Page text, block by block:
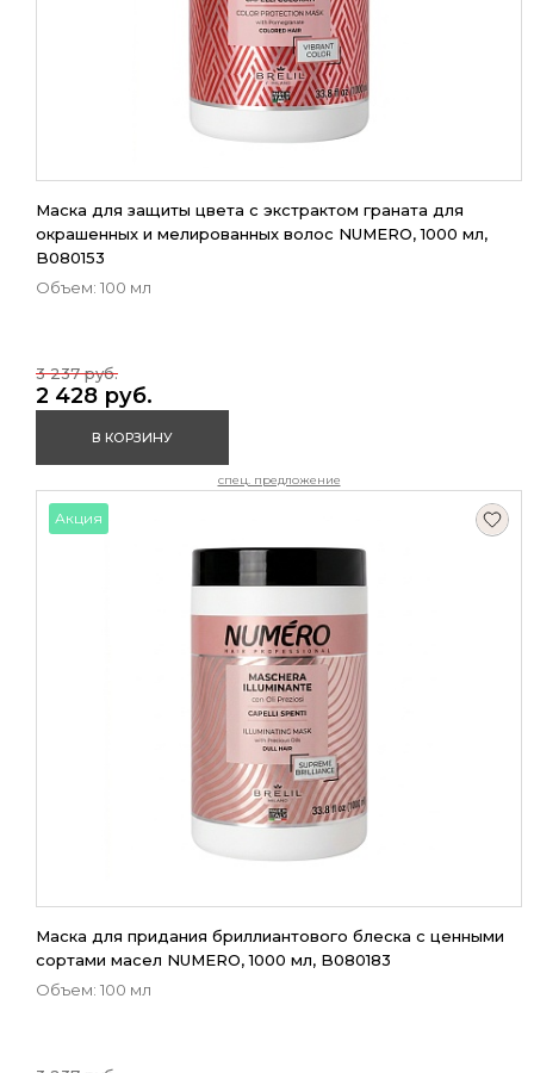
Маска для защиты цвета с экстрактом граната для
окрашенных и мелированных волос NUMERO, 1000 мл,
B080153
Объем: 100 мл
2 428 руб.
3 237 руб.
В КОРЗИНУ
спец. предложение
Акция
Маска для придания бриллиантового блеска с ценными
сортами масел NUMERO, 1000 мл, B080183
Объем: 100 мл